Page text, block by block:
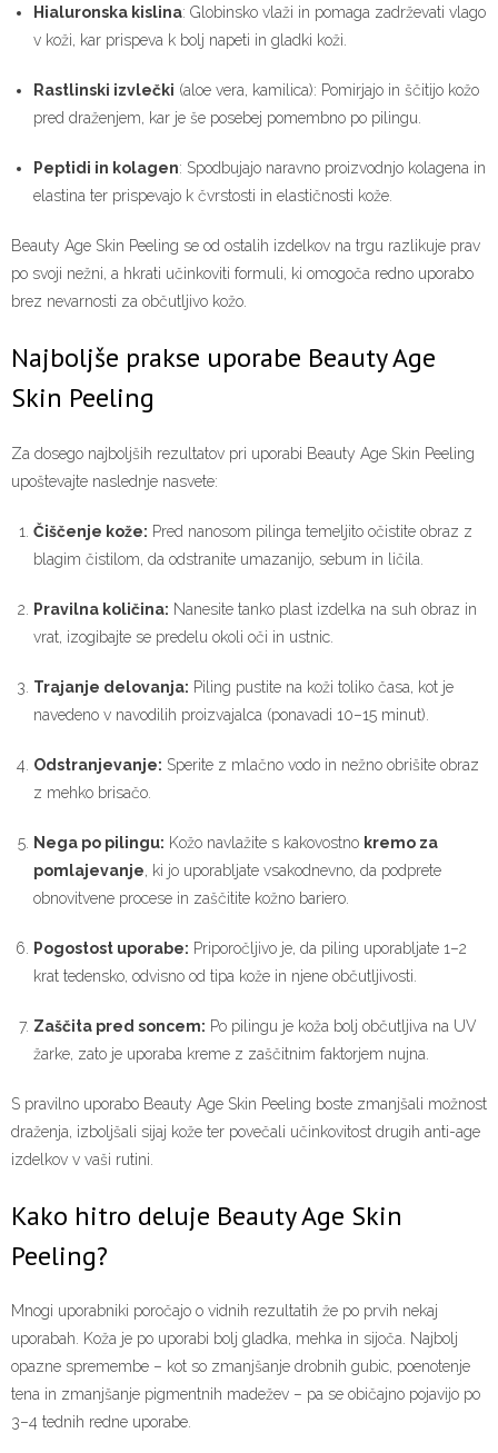
Hialuronska kislina: Globinsko vlaži in pomaga zadrževati vlago
v koži, kar prispeva k bolj napeti in gladki koži.
Rastlinski izvlečki (aloe vera, kamilica): Pomirjajo in ščitijo kožo
pred draženjem, kar je še posebej pomembno po pilingu.
Peptidi in kolagen: Spodbujajo naravno proizvodnjo kolagena in
elastina ter prispevajo k čvrstosti in elastičnosti kože.
Beauty Age Skin Peeling se od ostalih izdelkov na trgu razlikuje prav
po svoji nežni, a hkrati učinkoviti formuli, ki omogoča redno uporabo
brez nevarnosti za občutljivo kožo.
Najboljše prakse uporabe Beauty Age
Skin Peeling
Za dosego najboljših rezultatov pri uporabi Beauty Age Skin Peeling
upoštevajte naslednje nasvete:
Čiščenje kože: Pred nanosom pilinga temeljito očistite obraz z
blagim čistilom, da odstranite umazanijo, sebum in ličila.
Pravilna količina: Nanesite tanko plast izdelka na suh obraz in
vrat, izogibajte se predelu okoli oči in ustnic.
Trajanje delovanja: Piling pustite na koži toliko časa, kot je
navedeno v navodilih proizvajalca (ponavadi 10–15 minut).
Odstranjevanje: Sperite z mlačno vodo in nežno obrišite obraz
z mehko brisačo.
Nega po pilingu: Kožo navlažite s kakovostno kremo za
pomlajevanje , ki jo uporabljate vsakodnevno, da podprete
obnovitvene procese in zaščitite kožno bariero.
Pogostost uporabe: Priporočljivo je, da piling uporabljate 1–2
krat tedensko, odvisno od tipa kože in njene občutljivosti.
Zaščita pred soncem: Po pilingu je koža bolj občutljiva na UV
žarke, zato je uporaba kreme z zaščitnim faktorjem nujna.
S pravilno uporabo Beauty Age Skin Peeling boste zmanjšali možnost
draženja, izboljšali sijaj kože ter povečali učinkovitost drugih anti-age
izdelkov v vaši rutini.
Kako hitro deluje Beauty Age Skin
Peeling?
Mnogi uporabniki poročajo o vidnih rezultatih že po prvih nekaj
uporabah. Koža je po uporabi bolj gladka, mehka in sijoča. Najbolj
opazne spremembe – kot so zmanjšanje drobnih gubic, poenotenje
tena in zmanjšanje pigmentnih madežev – pa se običajno pojavijo po
3–4 tednih redne uporabe.